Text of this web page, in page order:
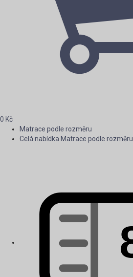
0 Kč
Matrace podle rozměru
Celá nabídka Matrace podle rozměru